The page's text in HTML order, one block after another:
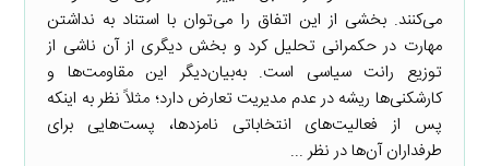
می‌کنند. بخشی از این اتفاق را می‌توان با استناد به نداشتن
مهارت در حکمرانی تحلیل کرد و بخش دیگری از آن ناشی از
توزیع رانت سیاسی است. به‌بیان‌دیگر این مقاومت‌ها و
کارشکنی‌ها ریشه در عدم مدیریت تعارض دارد؛ مثلاً نظر به اینکه
پس از فعالیت‌های انتخاباتی نامزدها، پست‌هایی برای
طرفداران آن‌ها در نظر ...